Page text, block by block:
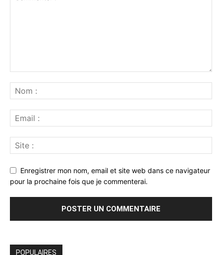
Enregistrer mon nom, email et site web dans ce navigateur
pour la prochaine fois que je commenterai.
POPULAIRES